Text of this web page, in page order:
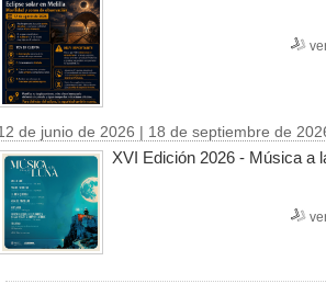
de junio de 2026 | 18 de septiembre de
XVI Edición 2026 - Música a